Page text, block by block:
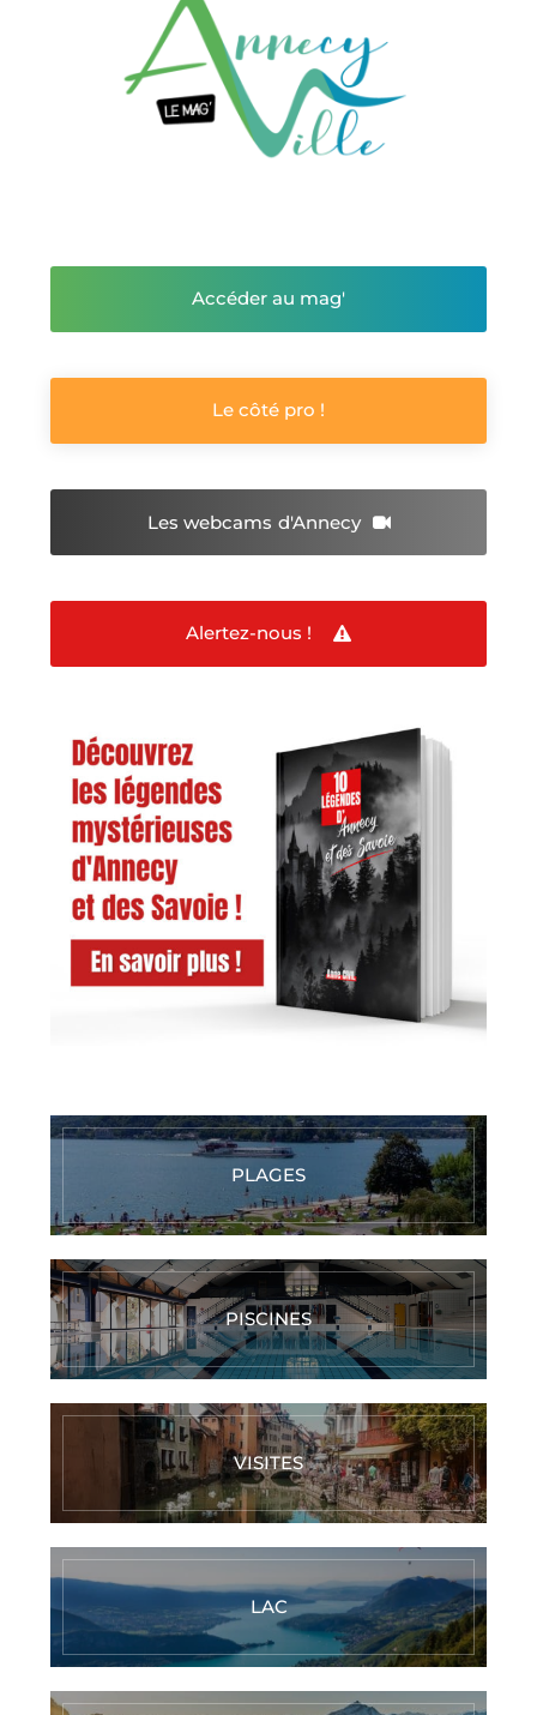
Accéder au mag'
Le côté pro !
Les webcams d'Annecy
Alertez-nous !
PLAGES
PISCINES
VISITES
LAC